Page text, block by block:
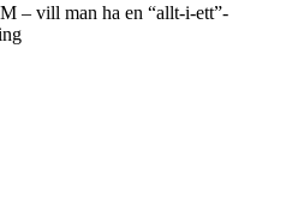
– vill man ha en “allt-i-ett”-